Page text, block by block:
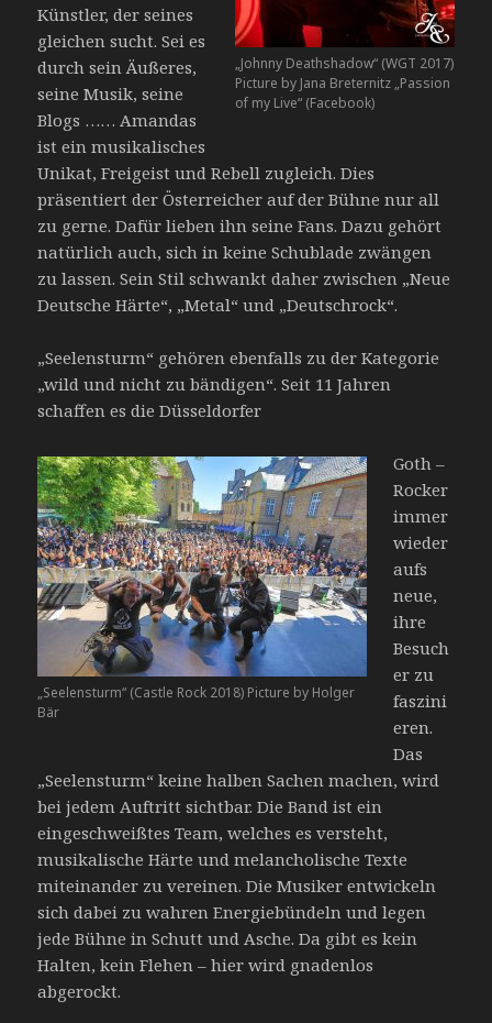
„Johnny Deathshadow“ (WGT 2017)
Picture by Jana Breternitz „Passion
of my Live“ (Facebook)
Künstler, der seines
gleichen sucht. Sei es
durch sein Äußeres,
seine Musik, seine
Blogs …… Amandas
ist ein musikalisches
Unikat, Freigeist und Rebell zugleich. Dies
präsentiert der Österreicher auf der Bühne nur all
zu gerne. Dafür lieben ihn seine Fans. Dazu gehört
natürlich auch, sich in keine Schublade zwängen
zu lassen. Sein Stil schwankt daher zwischen „Neue
Deutsche Härte“, „Metal“ und „Deutschrock“.
„Seelensturm“ gehören ebenfalls zu der Kategorie
„wild und nicht zu bändigen“. Seit 11 Jahren
schaffen es die Düsseldorfer
„Seelensturm“ (Castle Rock 2018) Picture by Holger
Bär
Goth –
Rocker
immer
wieder
aufs
neue,
ihre
Besuch
er zu
faszini
eren.
Das
„Seelensturm“ keine halben Sachen machen, wird
bei jedem Auftritt sichtbar. Die Band ist ein
eingeschweißtes Team, welches es versteht,
musikalische Härte und melancholische Texte
miteinander zu vereinen. Die Musiker entwickeln
sich dabei zu wahren Energiebündeln und legen
jede Bühne in Schutt und Asche. Da gibt es kein
Halten, kein Flehen – hier wird gnadenlos
abgerockt.